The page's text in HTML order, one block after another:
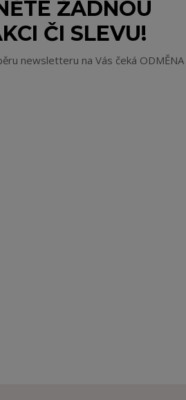
ŽÁDNOU
ČI SLEVU!
newsletteru na Vás čeká ODMĚNA